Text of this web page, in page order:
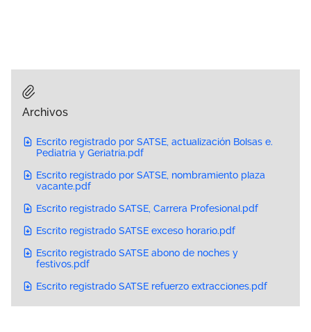
Archivos
Escrito registrado por SATSE, actualización Bolsas e.
Pediatría y Geriatría.pdf
Escrito registrado por SATSE, nombramiento plaza
vacante.pdf
Escrito registrado SATSE, Carrera Profesional.pdf
Escrito registrado SATSE exceso horario.pdf
Escrito registrado SATSE abono de noches y
festivos.pdf
Escrito registrado SATSE refuerzo extracciones.pdf